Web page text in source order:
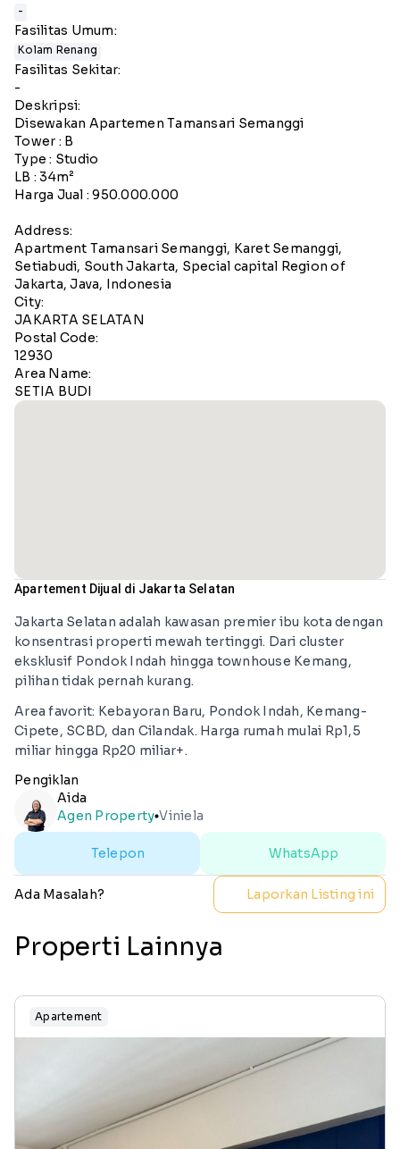
-
Fasilitas Umum:
Kolam Renang
Fasilitas Sekitar:
-
Deskripsi:
Disewakan Apartemen Tamansari Semanggi
Tower : B
Type : Studio
LB : 34m²
Harga Jual : 950.000.000
Address:
Apartment Tamansari Semanggi, Karet Semanggi,
Setiabudi, South Jakarta, Special capital Region of
Jakarta, Java, Indonesia
City:
JAKARTA SELATAN
Postal Code:
12930
Area Name:
SETIA BUDI
Apartement Dijual di Jakarta Selatan
Jakarta Selatan adalah kawasan premier ibu kota dengan
konsentrasi properti mewah tertinggi. Dari cluster
eksklusif Pondok Indah hingga townhouse Kemang,
pilihan tidak pernah kurang.
Area favorit: Kebayoran Baru, Pondok Indah, Kemang-
Cipete, SCBD, dan Cilandak. Harga rumah mulai Rp1,5
miliar hingga Rp20 miliar+.
Pengiklan
Aida
Agen PropertylensViniela
Telepon WhatsApp
Ada Masalah? Laporkan Listing ini
Properti Lainnya
Apartement